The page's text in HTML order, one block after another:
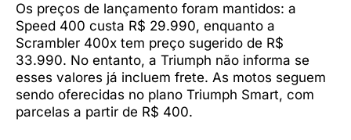
Os preços de lançamento foram mantidos: a
Speed 400 custa R$ 29.990, enquanto a
Scrambler 400x tem preço sugerido de R$
33.990. No entanto, a Triumph não informa se
esses valores já incluem frete. As motos seguem
sendo oferecidas no plano Triumph Smart, com
parcelas a partir de R$ 400.